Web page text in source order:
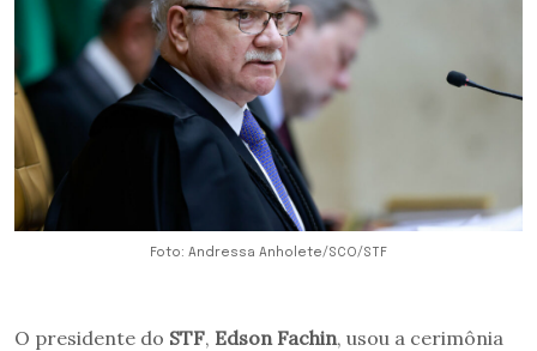
Foto: Andressa Anholete/SCO/STF
O presidente do STF, Edson Fachin, usou a cerimônia